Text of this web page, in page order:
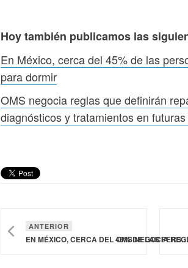
Hoy también publicamos las
En México, cerca del 45% de las
para dormir
OMS negocia reglas que definirán
diagnósticos y tratamientos en
ANTERIOR
EN MÉXICO, CERCA DEL 45% DE LAS PERSONAS REPORTA PROBLEMAS PARA DORMIR